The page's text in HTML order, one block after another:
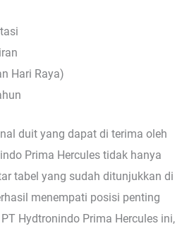
Hari Raya)
duit yang dapat di terima oleh
Prima Hercules tidak hanya
tabel yang sudah ditunjukkan di
menempati posisi penting
Hydtronindo Prima Hercules ini,